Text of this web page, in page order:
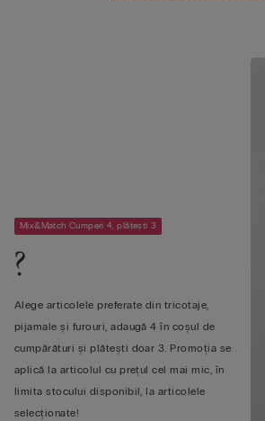
Mix&Match Cumperi 4, plătești 3
?
Alege articolele preferate din tricotaje,
pijamale și furouri, adaugă 4 în coșul de
cumpărături și plătești doar 3. Promoția se
aplică la articolul cu prețul cel mai mic, în
limita stocului disponibil, la articolele
selecționate!